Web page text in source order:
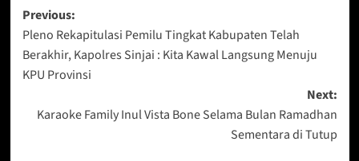
Post
navigation
Previous:
Pleno Rekapitulasi Pemilu Tingkat Kabupaten Telah
Berakhir, Kapolres Sinjai : Kita Kawal Langsung Menuju
KPU Provinsi
Next:
Karaoke Family Inul Vista Bone Selama Bulan Ramadhan
Sementara di Tutup